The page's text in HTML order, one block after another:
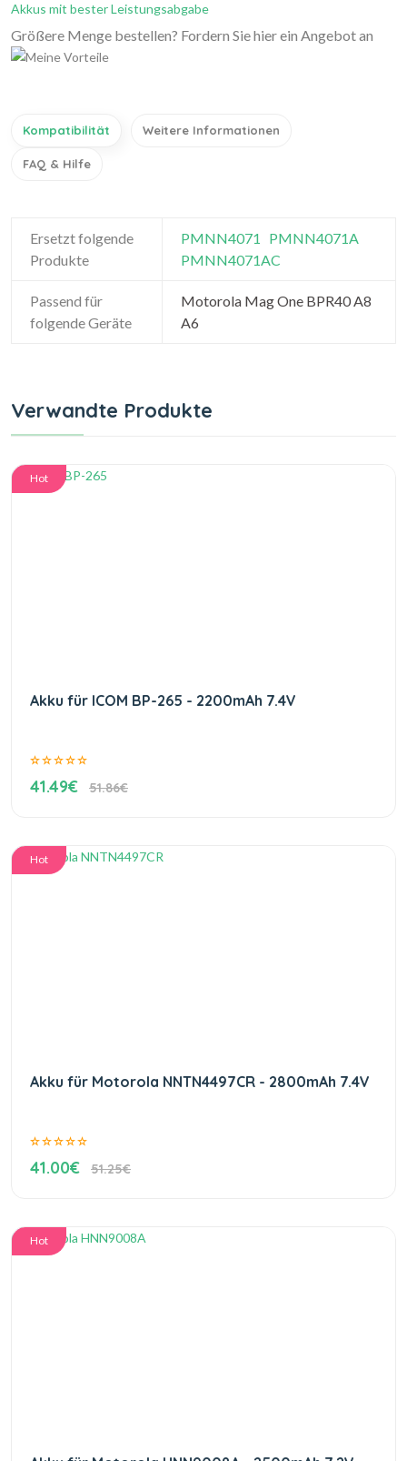
Akkus mit bester Leistungsabgabe
Größere Menge bestellen? Fordern Sie hier ein Angebot an
Kompatibilität Weitere Informationen
FAQ & Hilfe
Ersetzt folgende
Produkte
PMNN4071
PMNN4071A
PMNN4071AC
Passend für
folgende Geräte
Motorola Mag One BPR40 A8
A6
Verwandte Produkte
Hot
Akku für ICOM BP-265 - 2200mAh 7.4V
41.49€ 51.86€
Hot
Akku für Motorola NNTN4497CR - 2800mAh 7.4V
41.00€ 51.25€
Hot